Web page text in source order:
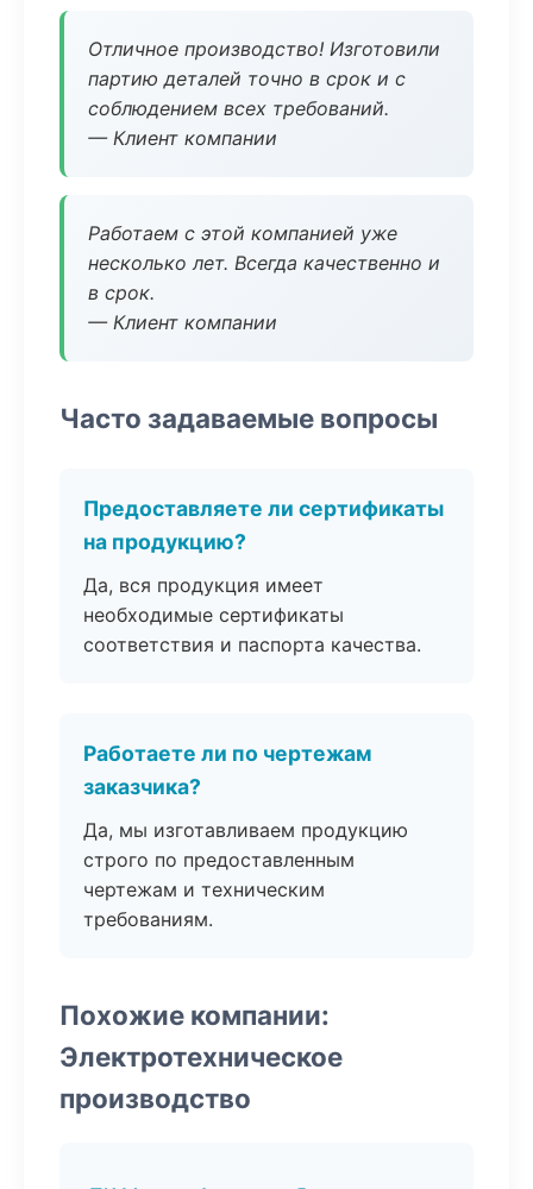
Отличное производство! Изготовили
партию деталей точно в срок и с
соблюдением всех требований.
— Клиент компании
Работаем с этой компанией уже
несколько лет. Всегда качественно и
в срок.
— Клиент компании
Часто задаваемые вопросы
Предоставляете ли сертификаты
на продукцию?
Да, вся продукция имеет
необходимые сертификаты
соответствия и паспорта качества.
Работаете ли по чертежам
заказчика?
Да, мы изготавливаем продукцию
строго по предоставленным
чертежам и техническим
требованиям.
Похожие компании:
Электротехническое
производство